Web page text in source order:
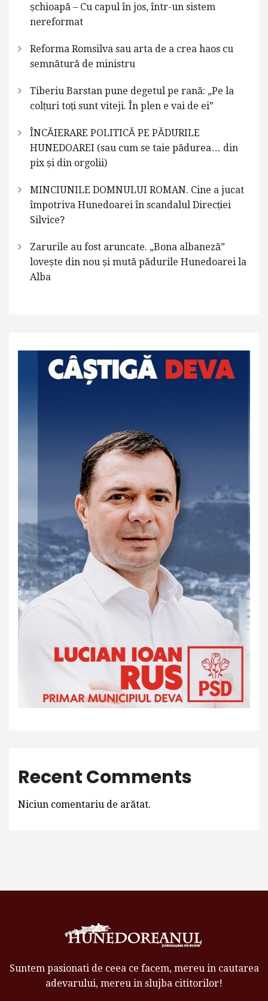
șchioapă – Cu capul în jos, într-un sistem
nereformat
Reforma Romsilva sau arta de a crea haos cu
semnătură de ministru
Tiberiu Barstan pune degetul pe rană: „Pe la
colțuri toți sunt viteji. În plen e vai de ei”
ÎNCĂIERARE POLITICĂ PE PĂDURILE
HUNEDOAREI (sau cum se taie pădurea… din
pix și din orgolii)
MINCIUNILE DOMNULUI ROMAN. Cine a jucat
împotriva Hunedoarei în scandalul Direcției
Silvice?
Zarurile au fost aruncate. „Bona albaneză”
lovește din nou și mută pădurile Hunedoarei la
Alba
Recent Comments
Niciun comentariu de arătat.
Suntem pasionati de ceea ce facem, mereu in cautarea
adevarului, mereu in slujba cititorilor!